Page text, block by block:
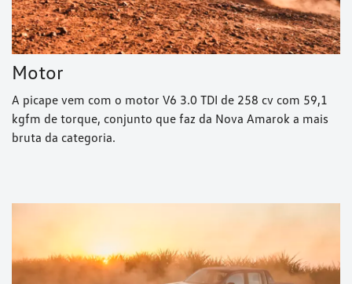
Motor
A picape vem com o motor V6 3.0 TDI de 258 cv com 59,1
kgfm de torque, conjunto que faz da Nova Amarok a mais
bruta da categoria.